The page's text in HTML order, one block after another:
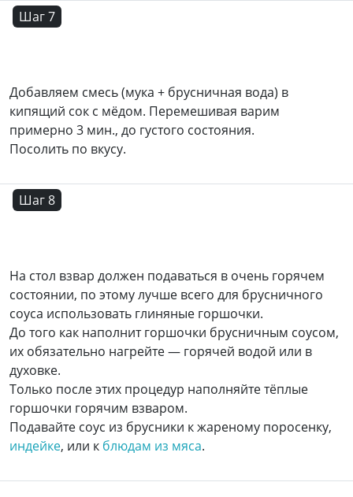
Шаг 7
Добавляем смесь (мука + брусничная вода) в
кипящий сок с мёдом. Перемешивая варим
примерно 3 мин., до густого состояния.
Посолить по вкусу.
Шаг 8
На стол взвар должен подаваться в очень горячем
состоянии, по этому лучше всего для брусничного
соуса использовать глиняные горшочки.
До того как наполнит горшочки брусничным соусом,
их обязательно нагрейте — горячей водой или в
духовке.
Только после этих процедур наполняйте тёплые
горшочки горячим взваром.
Подавайте соус из брусники к жареному поросенку,
индейке, или к блюдам из мяса.